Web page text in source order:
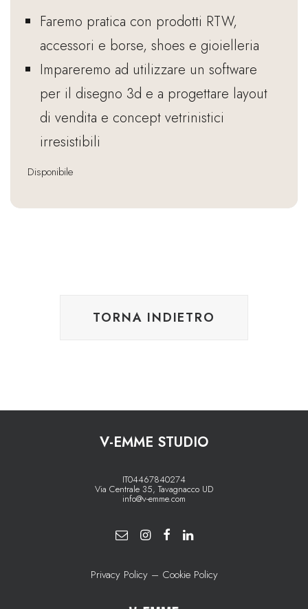
Faremo pratica con prodotti RTW,
accessori e borse, shoes e gioielleria
Impareremo ad utilizzare un software
per il disegno 3d e a progettare layout
di vendita e concept vetrinistici
irresistibili
Disponibile
V-EMME STUDIO
IT04467840274
Via Centrale 35, Tavagnacco UD
info@v-emme.com
Privacy Policy– Cookie Policy